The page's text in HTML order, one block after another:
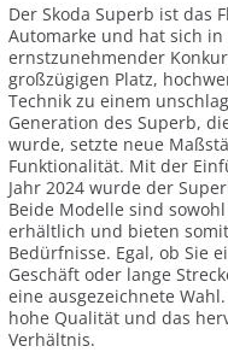
Der Skoda Superb ist das
Automarke und hat sich
ernstzunehmender
großzügigen Platz,
Technik zu einem
Generation des Superb,
wurde, setzte neue
Funktionalität. Mit der
Jahr 2024 wurde der
Beide Modelle sind
erhältlich und bieten
Bedürfnisse. Egal, ob Sie
Geschäft oder lange
eine ausgezeichnete
hohe Qualität und das
Verhältnis.